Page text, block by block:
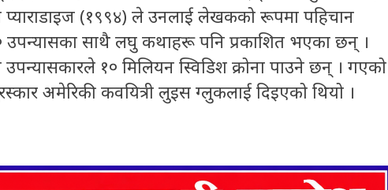
प्याराडाइज (१९९४) ले उनलाई लेखकको रूपमा पहिचान
उपन्यासका साथै लघु कथाहरू पनि प्रकाशित भएका छन् ।
उपन्यासकारले १० मिलियन स्विडिश क्रोना पाउने छन् । गएको
अमेरिकी कवयित्री लुइस ग्लुकलाई दिइएको थियो ।